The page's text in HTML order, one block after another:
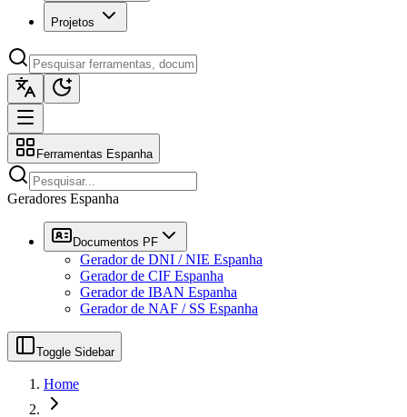
Projetos
Ferramentas Espanha
Geradores Espanha
Documentos PF
Gerador de DNI / NIE Espanha
Gerador de CIF Espanha
Gerador de IBAN Espanha
Gerador de NAF / SS Espanha
Toggle Sidebar
Home